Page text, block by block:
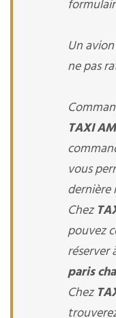
Un
ne pas
TAXI
vous
dernière
Chez
pouvez
réserver
paris
Chez